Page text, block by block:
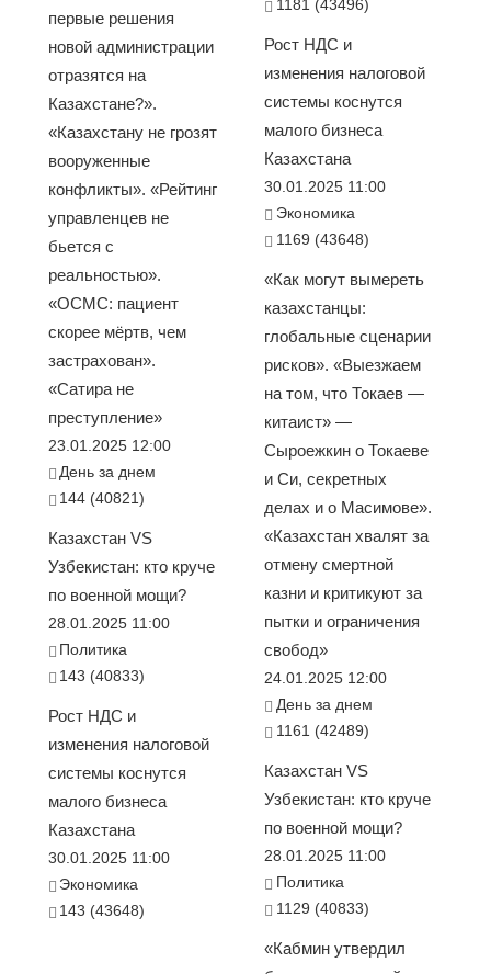
первые решения
новой администрации
отразятся на
Казахстане?».
«Казахстану не грозят
вооруженные
конфликты». «Рейтинг
управленцев не
бьется с
реальностью».
«ОСМС: пациент
скорее мёртв, чем
застрахован».
«Сатира не
преступление»
23.01.2025 12:00
День за днем
144 (40821)
Казахстан VS
Узбекистан: кто круче
по военной мощи?
28.01.2025 11:00
Политика
143 (40833)
Рост НДС и
изменения налоговой
системы коснутся
малого бизнеса
Казахстана
30.01.2025 11:00
Экономика
143 (43648)
1181 (43496)
Рост НДС и
изменения налоговой
системы коснутся
малого бизнеса
Казахстана
30.01.2025 11:00
Экономика
1169 (43648)
«Как могут вымереть
казахстанцы:
глобальные сценарии
рисков». «Выезжаем
на том, что Токаев —
китаист» —
Сыроежкин о Токаеве
и Си, секретных
делах и о Масимове».
«Казахстан хвалят за
отмену смертной
казни и критикуют за
пытки и ограничения
свобод»
24.01.2025 12:00
День за днем
1161 (42489)
Казахстан VS
Узбекистан: кто круче
по военной мощи?
28.01.2025 11:00
Политика
1129 (40833)
«Кабмин утвердил